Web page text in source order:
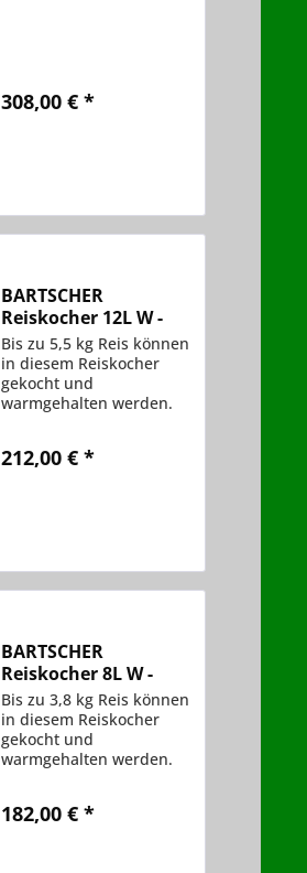
308,00 € *
BARTSCHER
Reiskocher 12L W -
150538
Bis zu 5,5 kg Reis können
in diesem Reiskocher
gekocht und
warmgehalten werden.
antihaftbeschichteten,
212,00 € *
BARTSCHER
Reiskocher 8L W -
150533
Bis zu 3,8 kg Reis können
in diesem Reiskocher
gekocht und
warmgehalten werden.
antihaftbeschichteten,
182,00 € *